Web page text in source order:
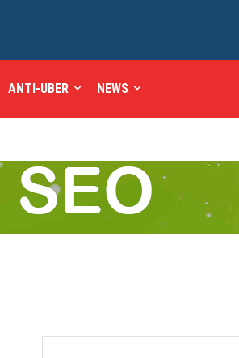
ANTI-UBER NEWS